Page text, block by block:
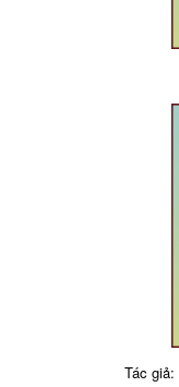
Tác giả: